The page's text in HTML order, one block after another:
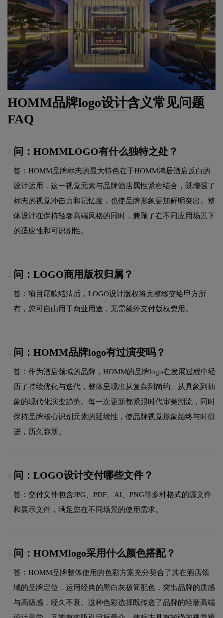
HOMM品牌logo设计含义常见问题
FAQ
问：HOMMLOGO有什么独特之处？
答：HOMM品牌标志的最大特色在于HOMM鸿居酒店反白的
设计运用，这一视觉元素与品牌酒店属性紧密结合，既增强了
标志的视觉冲击力和记忆度，也使品牌形象更加鲜明突出。整
体设计在保持轻奢高端风格的同时，兼顾了在不同应用场景下
的适应性和可识别性。
2. 问：LOGO商用版权归属？
答：项目尾款结清后，LOGO设计版权将完整移交给甲方所
有，您可自由用于商业用途，无需额外支付版权费用。
3. 问：HOMM品牌logo有过演变吗？
答：作为酒店领域的品牌，HOMM的品牌logo在发展过程中经
历了持续优化与迭代，整体呈现出从复杂到简约、从具象到抽
象的现代化演变趋势。每一次更新都紧跟时代审美潮流，同时
保持品牌核心识别元素的延续性，使品牌视觉形象始终与时俱
进，历久弥新。
4. 问：LOGO设计交付哪些文件？
答：交付文件包含JPG、PDF、AI、PNG等多种格式的源文件
和展示文件，满足您在不同场景的使用需求。
5. 问：HOMMlogo采用什么颜色搭配？
答：HOMM品牌整体使用的色彩方案充分契合了其在酒店领
域的品牌定位，运用经典的黑白灰极简配色，突出品牌的质感
与高级感，经久不衰。这种色彩选择既传递了品牌的轻奢高端